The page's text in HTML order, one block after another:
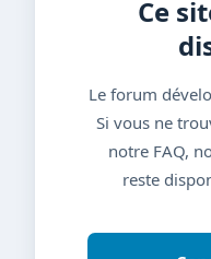
Ce
Le forum
Si vous ne
notre FAQ,
reste